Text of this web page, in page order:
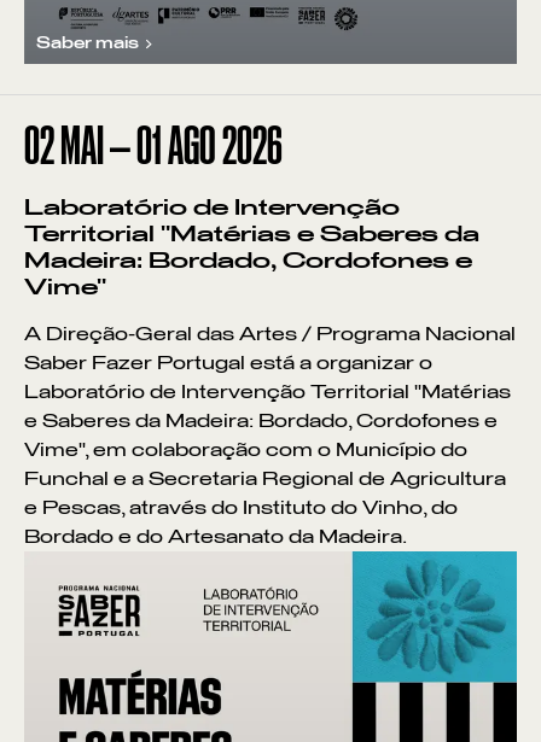
Saber mais
02MAI—01AGO2026
Laboratório de Intervenção
Territorial "Matérias e Saberes da
Madeira: Bordado, Cordofones e
Vime"
A Direção-Geral das Artes / Programa Nacional
Saber Fazer Portugal está a organizar o
Laboratório de Intervenção Territorial "Matérias
e Saberes da Madeira: Bordado, Cordofones e
Vime", em colaboração com o Município do
Funchal e a Secretaria Regional de Agricultura
e Pescas, através do Instituto do Vinho, do
Bordado e do Artesanato da Madeira.